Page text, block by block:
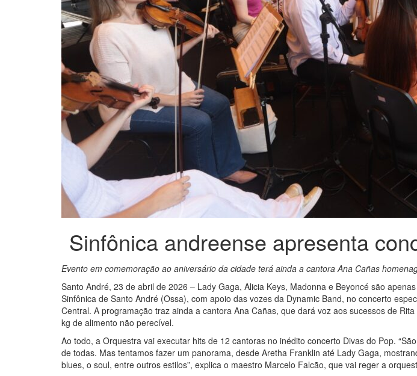
Sinfônica andreense apresenta
Evento em comemoração ao aniversário da cidade terá ainda a cantora Ana Cañas
Santo André, 23 de abril de 2026 – Lady Gaga, Alicia Keys, Madonna e Beyoncé são
Sinfônica de Santo André (Ossa), com apoio das vozes da Dynamic Band, no concerto
Central. A programação traz ainda a cantora Ana Cañas, que dará voz aos sucessos de
kg de alimento não perecível.
Ao todo, a Orquestra vai executar hits de 12 cantoras no inédito concerto Divas do Pop.
de todas. Mas tentamos fazer um panorama, desde Aretha Franklin até Lady Gaga,
blues, o soul, entre outros estilos”, explica o maestro Marcelo Falcão, que vai reger a